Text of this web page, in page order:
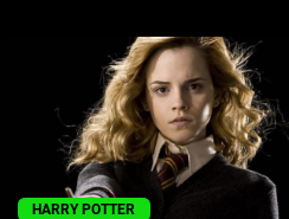
HARRY POTTER